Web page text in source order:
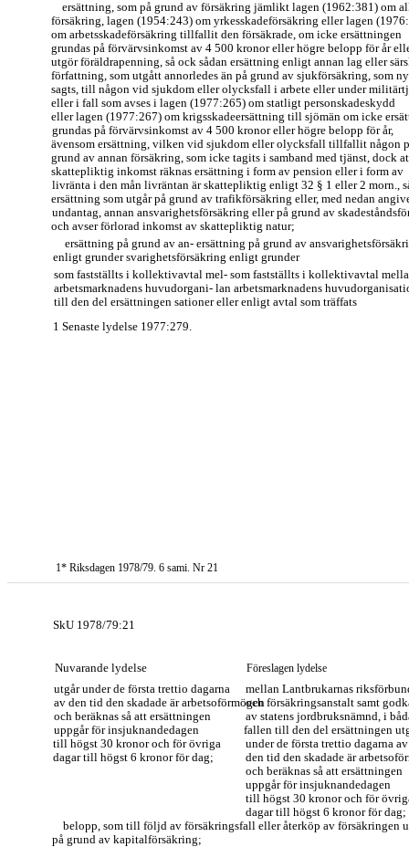
ersättning, som på grund av försäkring jämlikt lagen (1962:381) om
försäkring, lagen (1954:243) om yrkesskadeförsäkring eller lagen
om arbetsskadeförsäkring tillfallit den försäkrade, om icke ersättningen
grundas på förvärvsinkomst av 4 500 kronor eller högre belopp för år
utgör föräldrapenning, så ock sådan ersättning enligt annan lag eller
författning, som utgått annorledes än på grund av sjukförsäkring, som
sagts, till någon vid sjukdom eller olycksfall i arbete eller under
eller i fall som avses i lagen (1977:265) om statligt personskadeskydd
eller lagen (1977:267) om krigsskadeersättning till sjömän om icke
grundas på förvärvsinkomst av 4 500 kronor eller högre belopp för år,
ävensom ersättning, vilken vid sjukdom eller olycksfall tillfallit någon
grund av annan försäkring, som icke tagits i samband med tjänst, dock
skattepliktig inkomst räknas ersättning i form av pension eller i form av
livränta i den mån livräntan är skattepliktig enligt 32 § 1 eller 2 morn.,
ersättning som utgår på grund av trafikförsäkring eller, med nedan
undantag, annan ansvarighetsförsäkring eller på grund av
och avser förlorad inkomst av skattepliktig natur;
ersättning på grund av an- ersättning på grund av
enligt grunder svarighetsförsäkring enligt grunder
som fastställts i kollektivavtal mel- som fastställts i kollektivavtal
arbetsmarknadens huvudorgani- lan arbetsmarknadens
till den del ersättningen sationer eller enligt avtal som träffats
1 Senaste lydelse 1977:279.
1* Riksdagen 1978/79. 6 sami. Nr 21
SkU 1978/79:21
Föreslagen lydelse
mellan Lantbrukarnas
och försäkringsanstalt samt
av statens jordbruksnämnd, i
fallen till den del ersättningen
under de första trettio dagarna av
den tid den skadade är
och beräknas så att ersättningen
uppgår för insjuknandedagen
till högst 30 kronor och för
dagar till högst 6 kronor för dag;
belopp, som till följd av försäkringsfall eller återköp av försäkringen
på grund av kapitalförsäkring;
Nuvarande lydelse
utgår under de första trettio dagarna
av den tid den skadade är arbetsoförmögen
och beräknas så att ersättningen
uppgår för insjuknandedagen
till högst 30 kronor och för övriga
dagar till högst 6 kronor för dag;